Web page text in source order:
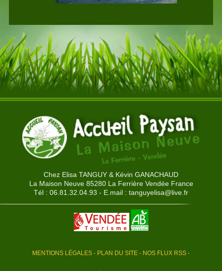
Chez Elisa TANGUY & Kévin GANACHAUD
La Maison Neuve 85280 La Ferrière Vendée France
Tél : 06.81.32.04.93 - E.mail : tanguyelisa@live.fr
MENTIONS LÉGALES - PLAN DU SITE - NOS FLUX RSS -